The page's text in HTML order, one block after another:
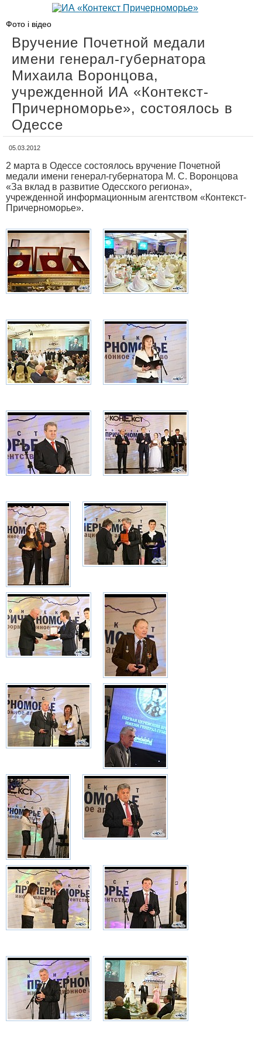
Фото і відео
Вручение Почетной медали
имени генерал-губернатора
Михаила Воронцова,
учрежденной ИА «Контекст-
Причерноморье», состоялось в
Одессе
05.03.2012
2 марта в Одессе состоялось вручение Почетной
медали имени генерал-губернатора М. С. Воронцова
«За вклад в развитие Одесского региона»,
учрежденной информационным агентством «Контекст-
Причерноморье».